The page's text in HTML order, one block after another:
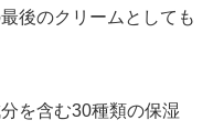
後のクリームとしても
を含む30種類の保湿